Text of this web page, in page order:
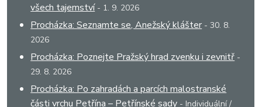
všech tajemství - 1. 9. 2026
Procházka: Seznamte se, Anežský klášter - 30. 8.
2026
Procházka: Poznejte Pražský hrad zvenku i zevnitř -
29. 8. 2026
Procházka: Po zahradách a parcích malostranské
části vrchu Petřína – Petřínské sady - Individuální /